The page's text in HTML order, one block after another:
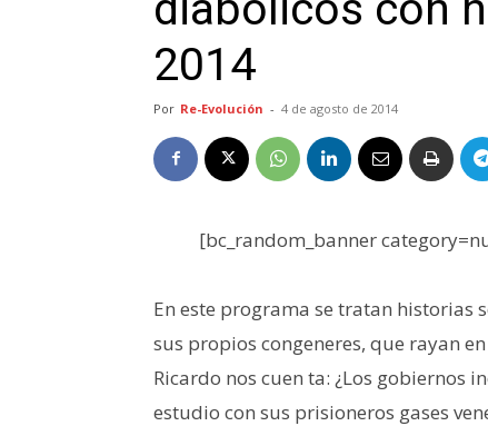
2014
Por Re-Evolución - 4 de agosto de 2014
[bc_random_banner
En este programa se tratan historias
sus propios congeneres, que rayan
Ricardo nos cuen ta: ¿Los gobiernos
estudio con sus prisioneros gases